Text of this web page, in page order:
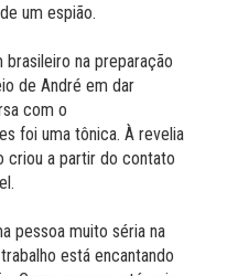
um espião.
na preparação
de André em dar
com o
foi uma tônica. À revelia
criou a partir do contato
pessoa muito séria na
está encantando